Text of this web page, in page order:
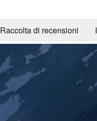
Raccolta di recensioni